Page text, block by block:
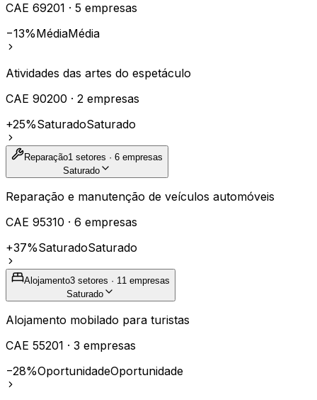
CAE 69201 · 5 empresas
−13%MédiaMédia
Atividades das artes do espetáculo
CAE 90200 · 2 empresas
+25%SaturadoSaturado
Reparação1 setores · 6 empresas
Saturado
Reparação e manutenção de veículos automóveis
CAE 95310 · 6 empresas
+37%SaturadoSaturado
Alojamento3 setores · 11 empresas
Saturado
Alojamento mobilado para turistas
CAE 55201 · 3 empresas
−28%OportunidadeOportunidade